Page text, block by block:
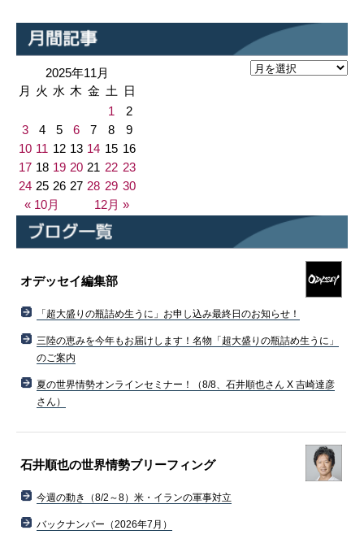
2025年11月
月 火 水 木 金 土 日
« 10月 12月 »
1
2
3
4 5 6 7 8
9
10 11 12 13 14 15 16
17 18 19 20 21 22 23
24 25 26 27 28 29 30
オデッセイ編集部
「超大盛りの瓶詰め生うに」お申し込み最終日のお知らせ！
三陸の恵みを今年もお届けします！名物「超大盛りの瓶詰め生うに」
のご案内
夏の世界情勢オンラインセミナー！（8/8、石井順也さん X 吉崎達彦
さん）
石井順也の世界情勢ブリーフィング
今週の動き（8/2～8）米・イランの軍事対立
バックナンバー（2026年7月）